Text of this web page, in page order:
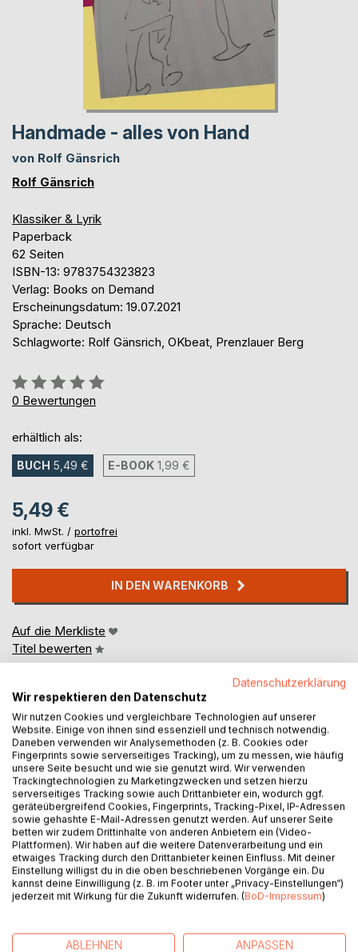
Handmade - alles von Hand
von Rolf Gänsrich
Rolf Gänsrich
Klassiker & Lyrik
Paperback
62 Seiten
ISBN-13: 9783754323823
Verlag: Books on Demand
Erscheinungsdatum: 19.07.2021
Sprache: Deutsch
Schlagworte: Rolf Gänsrich, OKbeat, Prenzlauer Berg
Bewertung::
0%
0 Bewertungen
erhältlich als:
BUCH 5,49 € E-BOOK 1,99 €
5,49 €
inkl. MwSt. / portofrei
sofort verfügbar
IN DEN WARENKORB
Auf die Merkliste
Titel bewerten
BESCHREIBUNG
Es sind eigene, handschriftliche und auf Schreibmaschine
getippte Texte, Aquarell-, Feder- und Bleistiftzeichnungen,
die zwischen 1975 und 2021 von mir angefertigt wurden.
Etwas für die ganz großen Liebhaber*innen etwas
exotischer Bücher.
AUTOR/IN
Datenschutzerklärung
Wir respektieren den Datenschutz
Wir nutzen Cookies und vergleichbare Technologien auf unserer
Website. Einige von ihnen sind essenziell und technisch notwendig.
Daneben verwenden wir Analysemethoden (z. B. Cookies oder
Fingerprints sowie serverseitiges Tracking), um zu messen, wie häufig
unsere Seite besucht und wie sie genutzt wird. Wir verwenden
Trackingtechnologien zu Marketingzwecken und setzen hierzu
serverseitiges Tracking sowie auch Drittanbieter ein, wodurch ggf.
geräteübergreifend Cookies, Fingerprints, Tracking-Pixel, IP-Adressen
sowie gehashte E-Mail-Adressen genutzt werden. Auf unserer Seite
betten wir zudem Drittinhalte von anderen Anbietern ein (Video-
Plattformen). Wir haben auf die weitere Datenverarbeitung und ein
etwaiges Tracking durch den Drittanbieter keinen Einfluss. Mit deiner
Einstellung willigst du in die oben beschriebenen Vorgänge ein. Du
kannst deine Einwilligung (z. B. im Footer unter „Privacy-Einstellungen“)
jederzeit mit Wirkung für die Zukunft widerrufen. (BoD-Impressum)
ABLEHNEN ANPASSEN